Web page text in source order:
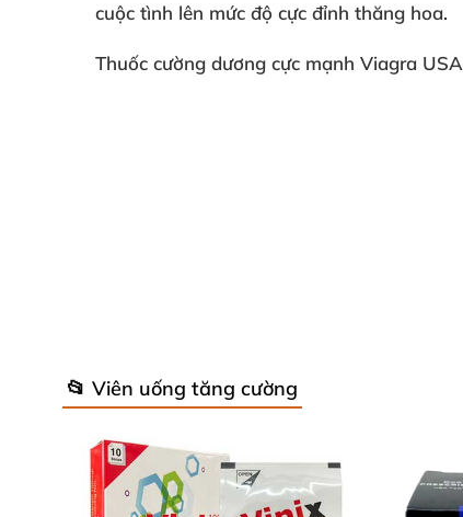
cuộc tình lên mức độ cực đỉnh thăng hoa.
Thuốc cường dương cực mạnh Viagra
📂 Viên uống tăng cường